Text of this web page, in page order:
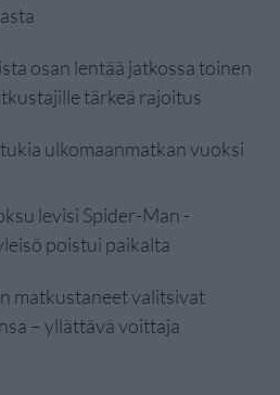
osan lentää jatkossa toinen
tärkeä rajoitus
ulkomaanmatkan vuoksi
levisi Spider-Man -
poistui paikalta
matkustaneet valitsivat
– yllättävä voittaja